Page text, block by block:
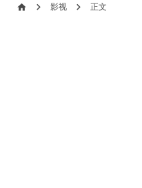
home chevron_right 影视 chevron_right 正文